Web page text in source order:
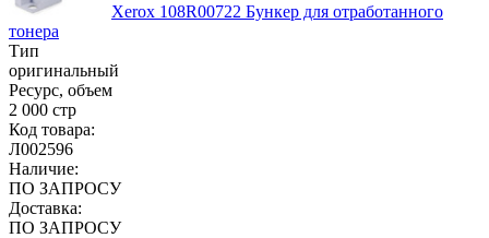
Xerox 108R00722 Бункер для отработанного
тонера
Тип
оригинальный
Ресурс, объем
2 000 стр
Код товара:
Л002596
Наличие:
ПО ЗАПРОСУ
Доставка:
ПО ЗАПРОСУ